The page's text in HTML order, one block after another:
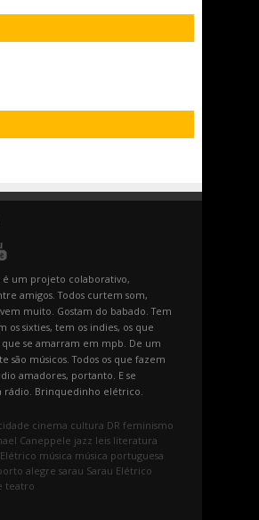
é um projeto colaborativo,
amigos. Todos curtem som,
muito. Gostam do babado. Tem
os sixties, tem os indies, os que
que se amarram em mpb. De um
são músicos. Todos os que fazem
amadores, portanto. E se
rádio. Brinquedinho elétrico.
cinema cultura DR feminismo
Caneppele jazz leis literatura
música música portuguesa
alegre sarau Sarau Elétrico
teatro